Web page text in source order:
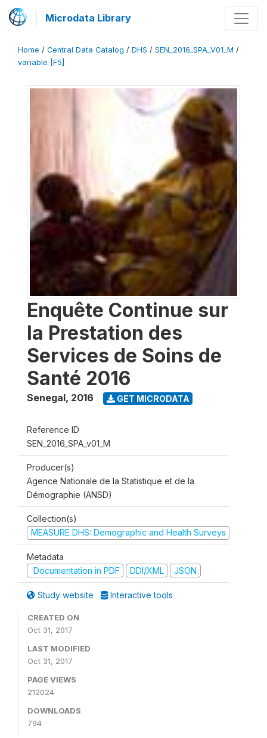
Microdata Library
Home / Central Data Catalog / DHS / SEN_2016_SPA_V01_M /
variable [F5]
Enquête Continue sur
la Prestation des
Services de Soins de
Santé 2016
Senegal, 2016 GET MICRODATA
Reference ID
SEN_2016_SPA_v01_M
Producer(s)
Agence Nationale de la Statistique et de la
Démographie (ANSD)
Collection(s)
MEASURE DHS: Demographic and Health Surveys
Metadata
Documentation in PDF
DDI/XML JSON
Study website Interactive tools
CREATED ON
Oct 31, 2017
LAST MODIFIED
Oct 31, 2017
PAGE VIEWS
212024
DOWNLOADS
794